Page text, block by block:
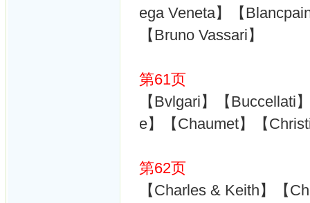
ega Veneta】【
【Bruno Vassari】
第61页
【Bvlgari】【Buccellati
e】【Chaumet】【
第62页
【Charles & Keith】【